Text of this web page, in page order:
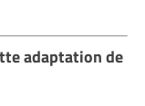
adaptation de